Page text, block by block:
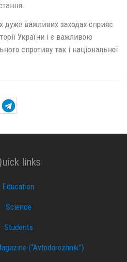
дуже важливих заходах сприяє
України і є важливою
спротиву так і національної
links
Education
Science
Students
(“Avtodorozhnik”)